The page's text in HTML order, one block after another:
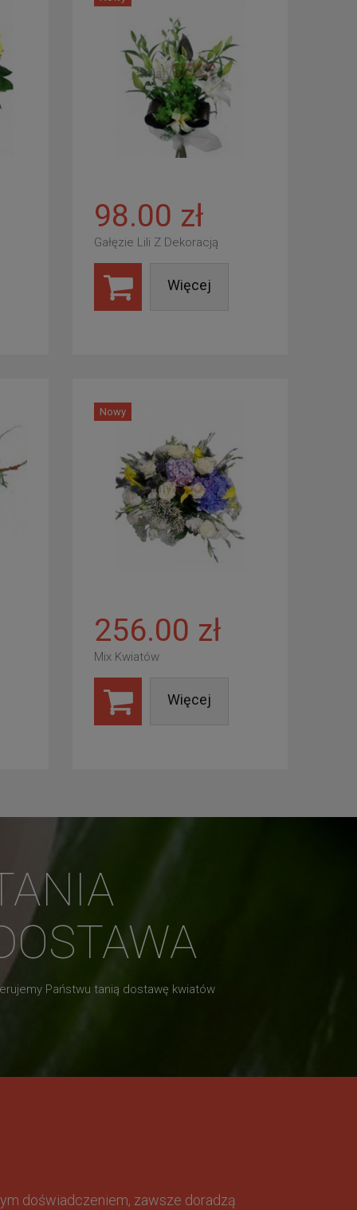
98.00 zł
Gałęzie Lili Z Dekoracją
Więcej
Nowy
256.00 zł
Mix Kwiatów
Więcej
Państwu tanią dostawę kwiatów
doświadczeniem, zawsze doradzą